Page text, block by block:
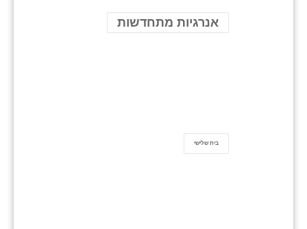
אנרגיות מתחדשות
בית שלישי